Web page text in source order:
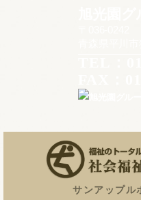
サンアップル